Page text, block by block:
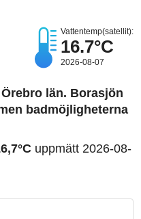
Vattentemp(satellit):
16.7°C
2026-08-07
län. Borasjön
badmöjligheterna
uppmätt 2026-08-